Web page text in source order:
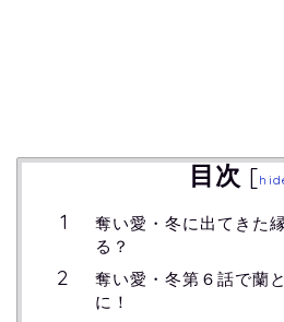
目次 [
奪い愛・冬に出てきた
る？
奪い愛・冬第６話で蘭
に！